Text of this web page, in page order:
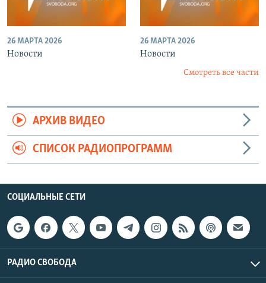
26 МАРТА 2026
Новости
26 МАРТА 2026
Новости
Смотреть все части
АРХИВ ВИДЕО
СПИСОК РАДИОПРОГРАММ
СОЦИАЛЬНЫЕ СЕТИ
РАДИО СВОБОДА